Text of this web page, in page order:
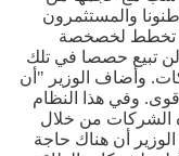
والمستثمرون
لا تخطط لخصخصة
لن تبيع حصصا في تلك
وأضاف الوزير "أن
وفي هذا النظام
الشركات من خلال
أن هناك حاجة